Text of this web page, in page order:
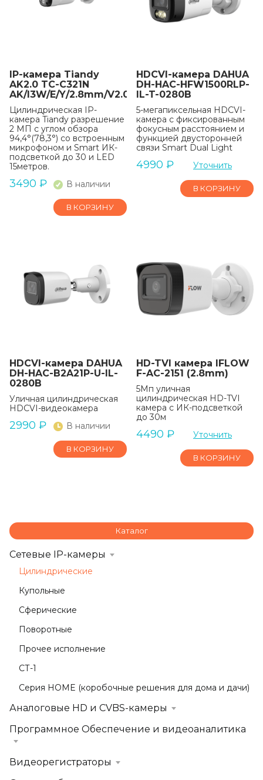
IP-камера Tiandy
AK2.0 TC-C321N
AK/I3W/E/Y/2.8mm/V2.0
Цилиндрическая IP-
камера Tiandy разрешение
2 МП с углом обзора
94,4°(78,3°) со встроенным
микрофоном и Smart ИК-
подсветкой до 30 и LED
15метров.
3490 ₽ В наличии
В КОРЗИНУ
HDCVI-камера DAHUA
DH-HAC-HFW1500RLP-
IL-T-0280B
5-мегапиксельная HDCVI-
камера с фиксированным
фокусным расстоянием и
функцией двусторонней
связи Smart Dual Light
4990 ₽ Уточнить
В КОРЗИНУ
HDCVI-камера DAHUA
DH-HAC-B2A21P-U-IL-
0280B
Уличная цилиндрическая
HDCVI-видеокамера
2990 ₽ В наличии
В КОРЗИНУ
HD-TVI камера IFLOW
F-AC-2151 (2.8mm)
5Мп уличная
цилиндрическая HD-TVI
камера с ИК-подсветкой
до 30м
4490 ₽ Уточнить
В КОРЗИНУ
Каталог
Сетевые IP-камеры
Цилиндрические
Купольные
Сферические
Поворотные
Прочее исполнение
СТ-1
Серия HOME (коробочные решения для дома и дачи)
Аналоговые HD и CVBS-камеры
Программное Обеспечение и видеоаналитика
Видеорегистраторы